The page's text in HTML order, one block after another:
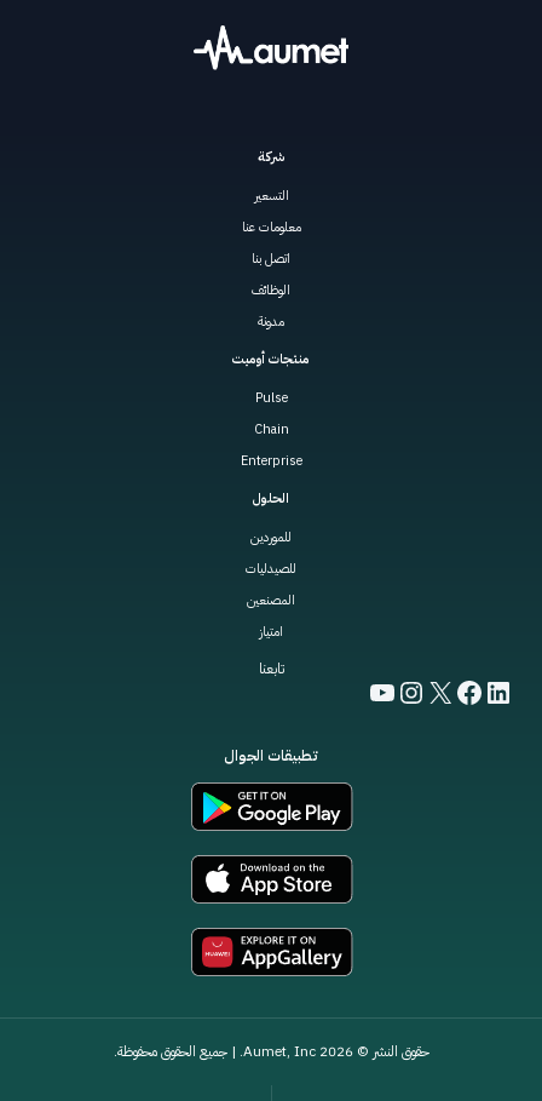
شركة
التسعير
معلومات عنا
اتصل بنا
الوظائف
مدونة
منتجات أوميت
Pulse
Chain
Enterprise
الحلول
للموردين
للصيدليات
المصنعين
امتياز
تابعنا
LinkedIn
Facebook
X
Instagram
YouTube
تطبيقات الجوال
حقوق النشر © 2026 Aumet, Inc. | جميع الحقوق محفوظة.